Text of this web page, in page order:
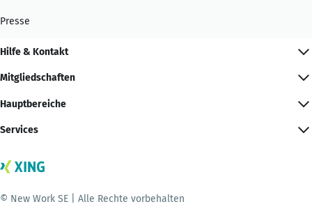
Presse
Hilfe & Kontakt
Mitgliedschaften
Hauptbereiche
Services
© New Work SE | Alle Rechte vorbehalten